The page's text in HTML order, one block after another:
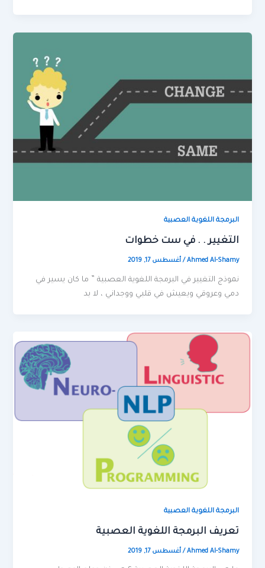
البرمجة اللغوية العصبية
التغيير . . في ست خطوات
Ahmed Al-Shamy
/أغسطس 17, 2019
نموذج التغيير في البرمجة اللغوية العصبية ” ما كان يسير في
دمي وعروقي ويعيش في قلبي ووجداني ، لا بد
البرمجة اللغوية العصبية
تعريف البرمجة اللغوية العصبية
Ahmed Al-Shamy
/أغسطس 17, 2019